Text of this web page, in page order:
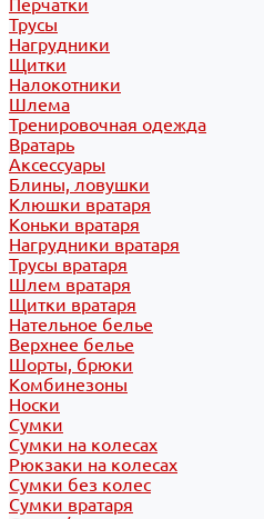
Перчатки
Трусы
Нагрудники
Щитки
Налокотники
Шлема
Тренировочная одежда
Вратарь
Аксессуары
Блины, ловушки
Клюшки вратаря
Коньки вратаря
Нагрудники вратаря
Трусы вратаря
Шлем вратаря
Щитки вратаря
Нательное белье
Верхнее белье
Шорты, брюки
Комбинезоны
Носки
Сумки
Сумки на колесах
Рюкзаки на колесах
Сумки без колес
Сумки вратаря